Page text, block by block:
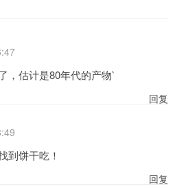
，估计是80年代的产物`
回复
到饼干吃！
回复